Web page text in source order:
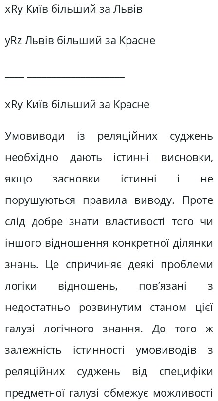
xRy Київ більший за Львів
yRz Львів більший за Красне
xRy Київ більший за Красне
Умовиводи із реляційних суджень
необхідно дають істинні висновки,
якщо засновки істинні і не
порушуються правила виводу. Проте
слід добре знати властивості того чи
іншого відношення конкретної ділянки
знань. Це спричиняє деякі проблеми
логіки відношень, пов’язані з
недостатньо розвинутим станом цієї
галузі логічного знання. До того ж
залежність істинності умовиводів з
реляційних суджень від специфіки
предметної галузі обмежує можливості